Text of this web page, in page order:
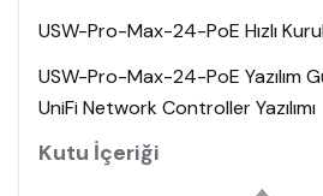
USW-Pro-Max-24-PoE Hızlı
USW-Pro-Max-24-PoE Yazılım
UniFi Network Controller Yazılımı
Kutu İçeriği